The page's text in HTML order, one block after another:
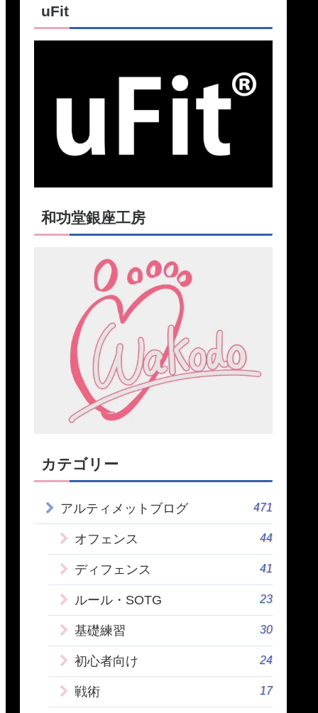
uFit
和功堂銀座工房
カテゴリー
アルティメットブログ 471
オフェンス 44
ディフェンス 41
ルール・SOTG 23
基礎練習 30
初心者向け 24
戦術 17